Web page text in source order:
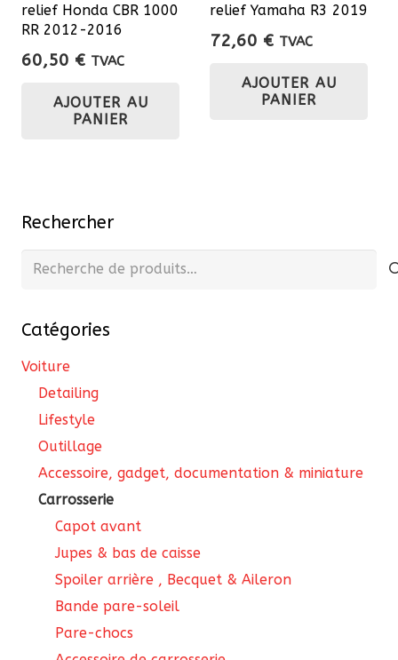
relief Honda CBR 1000
RR 2012-2016
60,50 € TVAC
AJOUTER AU
PANIER
relief Yamaha R3 2019
72,60 € TVAC
AJOUTER AU
PANIER
Rechercher
Recherche
Catégories
Voiture
Detailing
Lifestyle
Outillage
Accessoire, gadget, documentation & miniature
Carrosserie
Capot avant
Jupes & bas de caisse
Spoiler arrière , Becquet & Aileron
Bande pare-soleil
Pare-chocs